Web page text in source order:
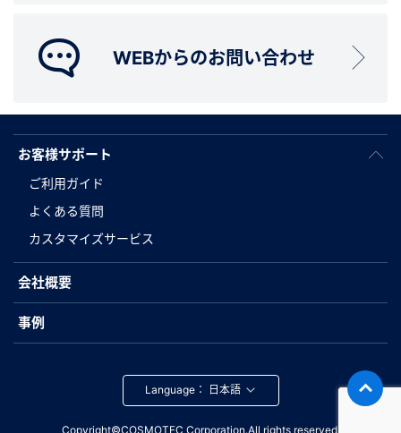
WEBからのお問い合わせ
お客様サポート
ご利用ガイド
よくある質問
カスタマイズサービス
会社概要
事例
Language：
Copyright©COSMOTEC Corporation.All rights reserved.